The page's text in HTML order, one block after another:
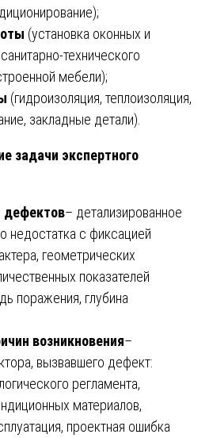
(установка оконных и
технического
мебели);
(гидроизоляция, теплоизоляция,
закладные детали).
задачи экспертного
дефектов– детализированное
недостатка с фиксацией
геометрических
показателей
поражения, глубина
возникновения–
вызвавшего дефект:
регламента,
материалов,
проектная ошибка